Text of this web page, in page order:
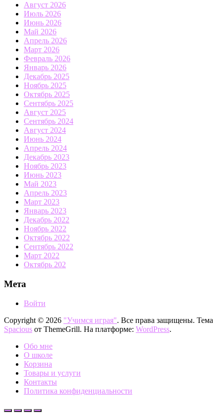
Август 2026
Июль 2026
Июнь 2026
Май 2026
Апрель 2026
Март 2026
Февраль 2026
Январь 2026
Декабрь 2025
Ноябрь 2025
Октябрь 2025
Сентябрь 2025
Август 2025
Сентябрь 2024
Август 2024
Июнь 2024
Апрель 2024
Декабрь 2023
Ноябрь 2023
Июнь 2023
Май 2023
Апрель 2023
Март 2023
Январь 2023
Декабрь 2022
Ноябрь 2022
Октябрь 2022
Сентябрь 2022
Март 2022
Октябрь 202
Мета
Войти
Copyright © 2026 "Учимся играя". Все права защищены. Тема
Spacious от ThemeGrill. На платформе: WordPress.
Обо мне
О школе
Корзина
Товары и услуги
Контакты
Политика конфиденциальности